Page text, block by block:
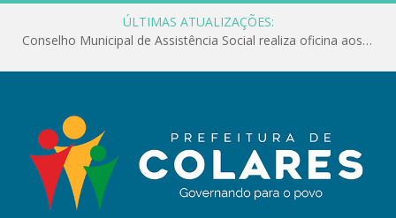
ÚLTIMAS ATUALIZAÇÕES:
Conselho Municipal de Assistência Social realiza oficina aos servidores